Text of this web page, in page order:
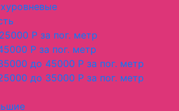
Р за пог. метр
Р за пог. метр
до 45000 Р за пог. метр
до 35000 Р за пог. метр